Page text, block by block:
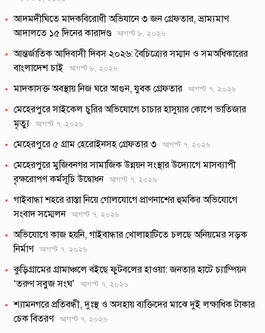
আদমদীঘিতে মাদকবিরোধী অভিযানে ৩ জন গ্রেফতার, ভ্রাম্যমাণ
আদালতে ১৫ দিনের কারাদণ্ড আগস্ট ৮, ২০২৬
আন্তর্জাতিক আদিবাসী দিবস ২০২৬: বৈচিত্র্যের সম্মান ও সমঅধিকারের
বাংলাদেশ চাই আগস্ট ৮, ২০২৬
মাদকাসক্ত অবস্থায় নিজ ঘরে আগুন, যুবক গ্রেফতার আগস্ট ৭, ২০২৬
মেহেরপুরে সাইকেল চুরির অভিযোগে চাচার হাসুয়ার কোপে ভাতিজার
মৃত্যু আগস্ট ৭, ২০২৬
মেহেরপুরে ৫ গ্রাম হেরোইনসহ গ্রেফতার ৩ আগস্ট ৭, ২০২৬
মেহেরপুরে মুজিবনগর সামাজিক উন্নয়ন সংস্থার উদ্যোগে মাসব্যাপী
বৃক্ষরোপণ কর্মসূচি উদ্বোধন আগস্ট ৭, ২০২৬
গাইবান্ধা শহরে রাস্তা নিয়ে গোলযোগে প্রাণনাশের হুমকির অভিযোগে
সংবাদ সম্মেলন আগস্ট ৭, ২০২৬
অভিযোগে কাজ হয়নি, গাইবান্ধার খোলাহাটিতে চলছে অনিয়মের সড়ক
নির্মাণ আগস্ট ৭, ২০২৬
কুড়িগ্রামের গ্রামাঞ্চলে বইছে ফুটবলের হাওয়া: জনতার হাটে চ্যাম্পিয়ন
‘তরুণ সবুজ সংঘ’
আগস্ট ৭, ২০২৬
শ্যামনগরে প্রতিবন্ধী, দুঃস্থ ও অসহায় ব্যক্তিদের মাঝে দুই লক্ষাধিক টাকার
চেক বিতরণ আগস্ট ৭, ২০২৬